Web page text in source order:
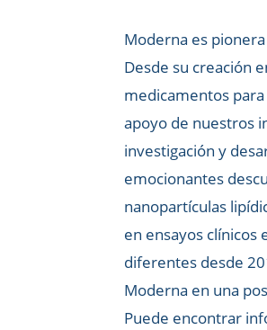
Moderna es
Desde su creación
medicamentos
apoyo de nuestros
investigación y
emocionantes
nanopartículas
en ensayos clínicos
diferentes desde
Moderna en una
Puede encontrar